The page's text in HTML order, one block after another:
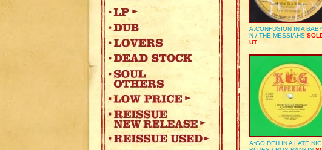
A:CONFUSION IN A
N / THE MESSIAHS
UT
A:GO DEH IN A LATE